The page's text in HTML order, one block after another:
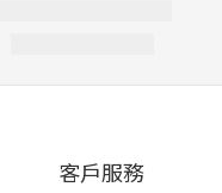
客戶服務